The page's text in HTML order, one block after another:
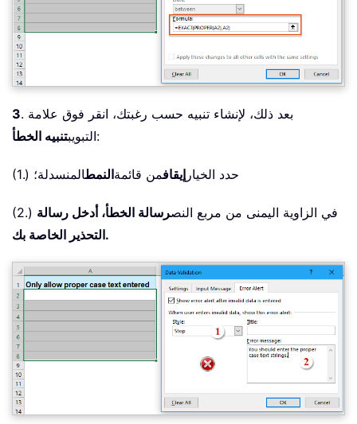
3. بعد ذلك، لإنشاء تنبيه حسب رغبتك، انقر فوق علامة
التبويبتنبيه الخطأ :
(1.) حدد الخيار إيقافمن قائمةالنمطالمنسدلة؛
(2.) في الزاوية اليمنى من مربع النصرسالة الخطأ، أدخل رسالة
التحذير الخاصة بك.